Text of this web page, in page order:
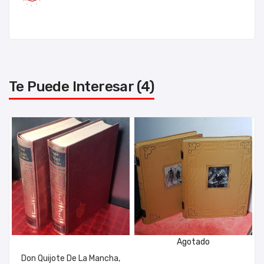
Te Puede Interesar (4)
Don Quijote De La Mancha,
Agotado